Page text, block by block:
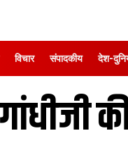
विचार संपादकीय देश-
गांधीजी